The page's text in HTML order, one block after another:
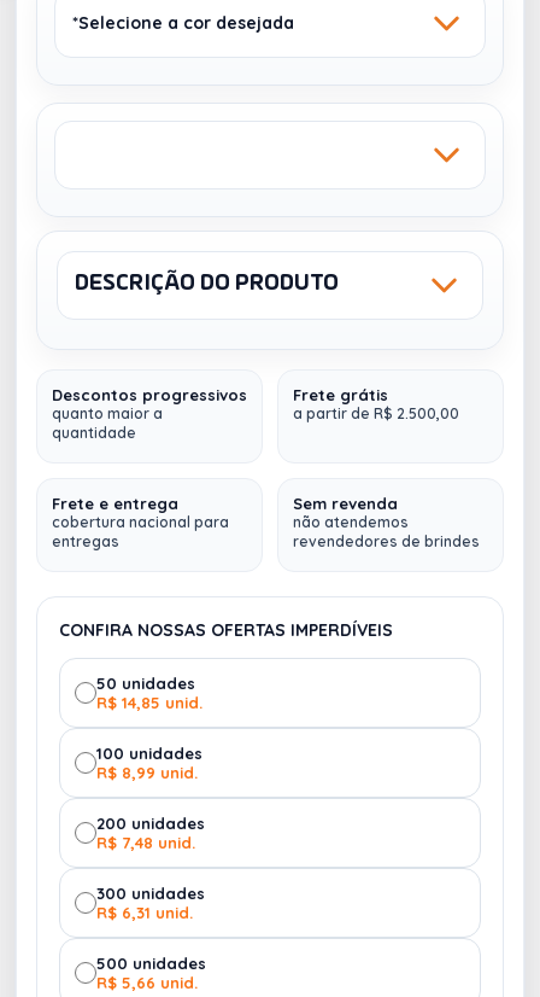
*Selecione a cor desejada
13026 442
7188
DESCRIÇÃO DO PRODUTO
Chaveiro estilete. Sem trava, sendo necessário
segurar o botão durante o uso.
Descontos progressivos
quanto maior a
quantidade
Frete grátis
a partir de R$ 2.500,00
Frete e entrega
cobertura nacional para
entregas
Sem revenda
não atendemos
revendedores de brindes
CONFIRA NOSSAS OFERTAS IMPERDÍVEIS
50 unidades
R$ 14,85 unid.
100 unidades
R$ 8,99 unid.
200 unidades
R$ 7,48 unid.
300 unidades
R$ 6,31 unid.
500 unidades
R$ 5,66 unid.